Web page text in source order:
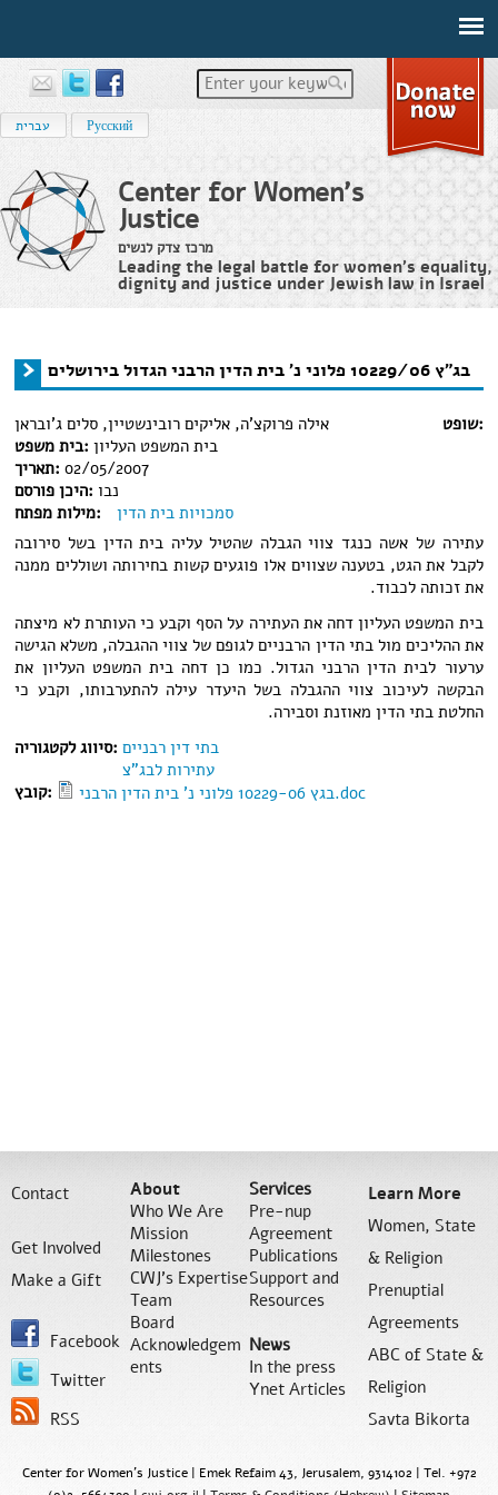
Enter your keywords
עברית Русский
Center for Women's
Justice
מרכז צדק לנשים
Leading the legal battle for women’s equality,
dignity and justice under Jewish law in Israel
You are here בג"ץ 10229/06 פלוני נ' בית הדין הרבני הגדול בירושלים
שופט:
אילה פרוקצ'ה, אליקים רובינשטיין, סלים ג'ובראן
בית משפט:בית המשפט העליון
תאריך:02/05/2007
היכן פורסם: נבו
מילות מפתח:
סמכויות בית הדין
עתירה של אשה כנגד צווי הגבלה שהטיל עליה בית הדין בשל סירובה
לקבל את הגט, בטענה שצווים אלו פוגעים קשות בחירותה ושוללים ממנה
את זכותה לכבוד.
בית המשפט העליון דחה את העתירה על הסף וקבע כי העותרת לא מיצתה
את ההליכים מול בתי הדין הרבניים לגופם של צווי ההגבלה, משלא הגישה
ערעור לבית הדין הרבני הגדול. כמו כן דחה בית המשפט העליון את
הבקשה לעיכוב צווי ההגבלה בשל היעדר עילה להתערבותו, וקבע כי
החלטת בתי הדין מאוזנת וסבירה.
סיווג לקטגוריה:בתי דין רבניים
עתירות לבג"צ
קובץ:
בגץ 10229-06 פלוני נ' בית הדין הרבני.doc
Contact
Get Involved
Make a Gift
Facebook
Twitter
RSS
About
Who We Are
Mission
Milestones
CWJ’s Expertise
Team
Board
Acknowledgem
ents
Services
Pre-nup
Agreement
Publications
Support and
Resources
News
In the press
Ynet Articles
Learn More
Women, State
& Religion
Prenuptial
Agreements
ABC of State &
Religion
Savta Bikorta
Center for Women's Justice | Emek Refaim 43, Jerusalem, 9314102 | Tel. +972